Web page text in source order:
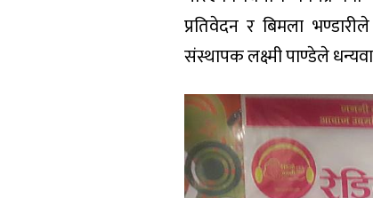
प्रतिवेदन र बिमला
संस्थापक लक्ष्मी पाण्डेले